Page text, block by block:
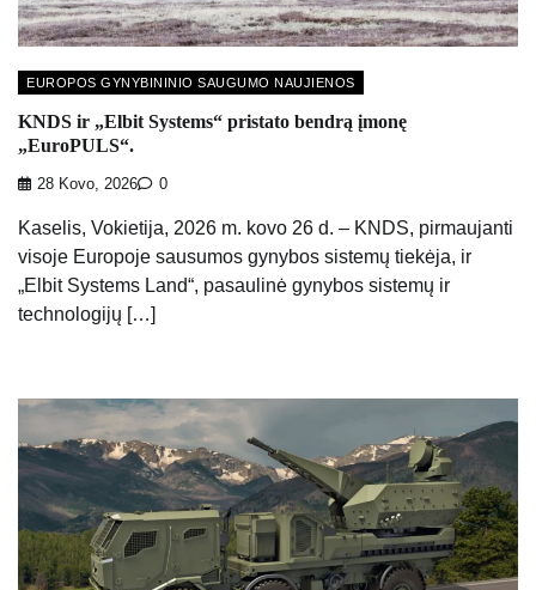
EUROPOS GYNYBININIO SAUGUMO NAUJIENOS
KNDS ir „Elbit Systems“ pristato bendrą įmonę
„EuroPULS“.
28 Kovo, 2026 0
Kaselis, Vokietija, 2026 m. kovo 26 d. – KNDS, pirmaujanti
visoje Europoje sausumos gynybos sistemų tiekėja, ir
„Elbit Systems Land“, pasaulinė gynybos sistemų ir
technologijų […]